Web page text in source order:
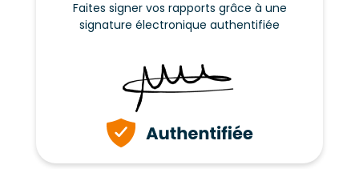
Faites signer vos rapports grâce à une
signature électronique authentifiée